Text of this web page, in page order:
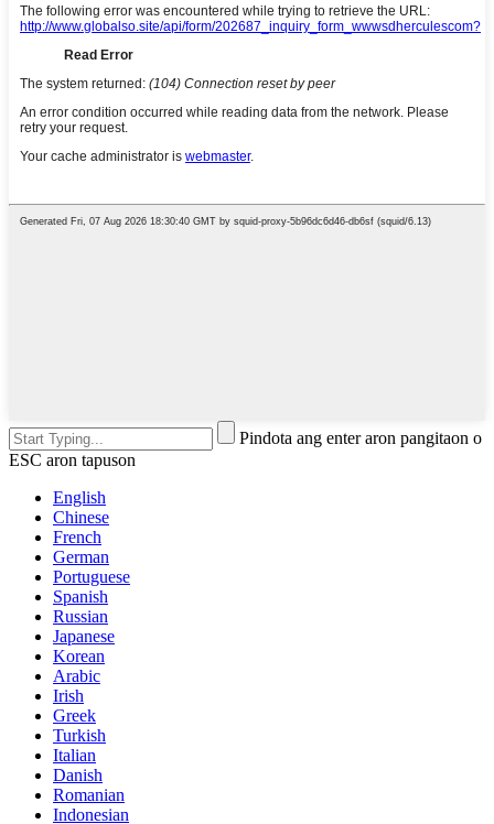
Pindota ang enter aron pangitaon o
ESC aron tapuson
English
Chinese
French
German
Portuguese
Spanish
Russian
Japanese
Korean
Arabic
Irish
Greek
Turkish
Italian
Danish
Romanian
Indonesian